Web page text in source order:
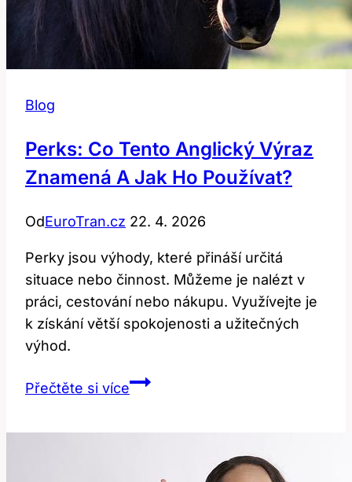
Blog
Perks: Co Tento Anglický Výraz
Znamená A Jak Ho Používat?
OdEuroTran.cz 22. 4. 2026
Perky jsou výhody, které přináší určitá
situace nebo činnost. Můžeme je nalézt v
práci, cestování nebo nákupu. Využívejte je
k získání větší spokojenosti a užitečných
výhod.
Přečtěte si vícePerks: